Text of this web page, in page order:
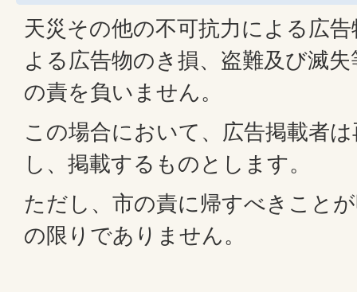
天災その他の不可抗力による広
よる広告物のき損、盗難及び滅
の責を負いません。
この場合において、広告掲載者
し、掲載するものとします。
ただし、市の責に帰すべきこと
の限りでありません。